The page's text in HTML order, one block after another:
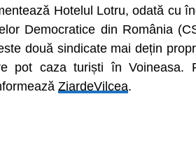
Hotelul Lotru, odată cu
Democratice din România
două sindicate mai dețin
pot caza turiști în Voineasa.
ZiardeVilcea.